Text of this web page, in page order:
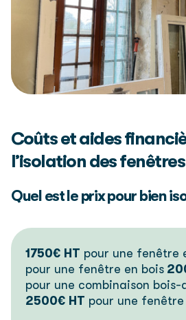
Coûts et aides
l’isolation des fenêtres
Quel est le prix pour bien
1750€ HT pour une fenêtre
pour une fenêtre en bois
pour une combinaison bois-
2500€ HT pour une fenêtre